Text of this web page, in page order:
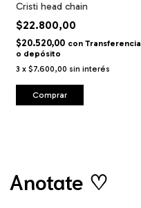
Cristi head chain
$22.800,00
$20.520,00 con Transferencia
o depósito
3 x $7.600,00 sin interés
Comprar
Anotate ♡